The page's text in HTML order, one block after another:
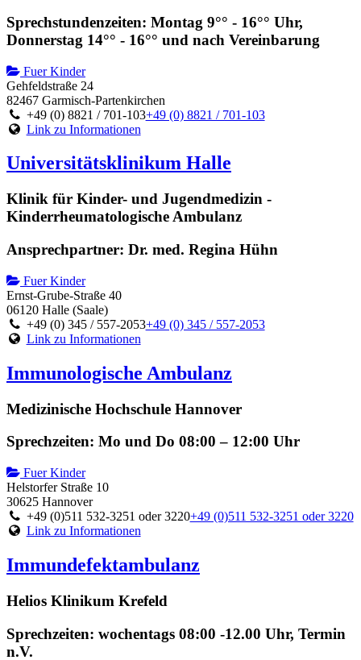
Sprechstundenzeiten: Montag 9°° - 16°° Uhr,
Donnerstag 14°° - 16°° und nach Vereinbarung
Fuer Kinder
Gehfeldstraße 24
82467 Garmisch-Partenkirchen
+49 (0) 8821 / 701-103+49 (0) 8821 / 701-103
Link zu Informationen
Universitätsklinikum Halle
Klinik für Kinder- und Jugendmedizin -
Kinderrheumatologische Ambulanz
Ansprechpartner: Dr. med. Regina Hühn
Fuer Kinder
Ernst-Grube-Straße 40
06120 Halle (Saale)
+49 (0) 345 / 557-2053+49 (0) 345 / 557-2053
Link zu Informationen
Immunologische Ambulanz
Medizinische Hochschule Hannover
Sprechzeiten: Mo und Do 08:00 – 12:00 Uhr
Fuer Kinder
Helstorfer Straße 10
30625 Hannover
+49 (0)511 532-3251 oder 3220+49 (0)511 532-3251 oder 3220
Link zu Informationen
Immundefektambulanz
Helios Klinikum Krefeld
Sprechzeiten: wochentags 08:00 -12.00 Uhr, Termin
n.V.